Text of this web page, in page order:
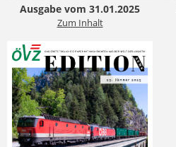
Ausgabe vom 31.01.2025
Zum Inhalt